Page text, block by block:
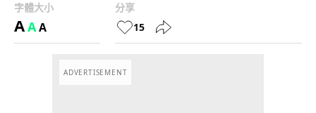
字體大小
AAA
分享
15
ADVERTISEMENT